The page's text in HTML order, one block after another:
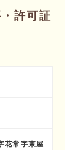
許可証
花常字東屋